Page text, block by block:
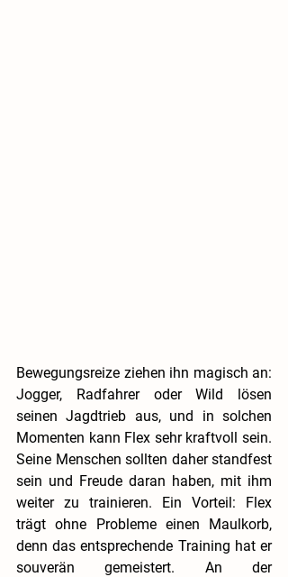
Bewegungsreize ziehen ihn magisch an:
Jogger, Radfahrer oder Wild lösen
seinen Jagdtrieb aus, und in solchen
Momenten kann Flex sehr kraftvoll sein.
Seine Menschen sollten daher standfest
sein und Freude daran haben, mit ihm
weiter zu trainieren. Ein Vorteil: Flex
trägt ohne Probleme einen Maulkorb,
denn das entsprechende Training hat er
souverän gemeistert. An der